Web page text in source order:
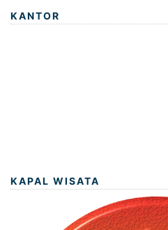
KANTOR
KAPAL WISATA